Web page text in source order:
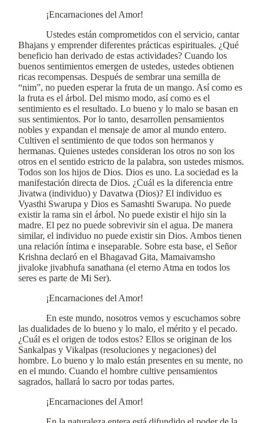
¡Encarnaciones del Amor!
Ustedes están comprometidos con el servicio, cantar
Bhajans y emprender diferentes prácticas espirituales. ¿Qué
beneficio han derivado de estas actividades? Cuando los
buenos sentimientos emergen de ustedes, ustedes obtienen
ricas recompensas. Después de sembrar una semilla de
“nim”, no pueden esperar la fruta de un mango. Así como es
la fruta es el árbol. Del mismo modo, así como es el
sentimiento es el resultado. Lo bueno y lo malo se basan en
sus sentimientos. Por lo tanto, desarrollen pensamientos
nobles y expandan el mensaje de amor al mundo entero.
Cultiven el sentimiento de que todos son hermanos y
hermanas. Quienes ustedes consideran los otros no son los
otros en el sentido estricto de la palabra, son ustedes mismos.
Todos son los hijos de Dios. Dios es uno. La sociedad es la
manifestación directa de Dios. ¿Cuál es la diferencia entre
Jivatwa (individuo) y Davatwa (Dios)? El individuo es
Vyasthi Swarupa y Dios es Samashti Swarupa. No puede
existir la rama sin el árbol. No puede existir el hijo sin la
madre. El pez no puede sobrevivir sin el agua. De manera
similar, el individuo no puede existir sin Dios. Ambos tienen
una relación íntima e inseparable. Sobre esta base, el Señor
Krishna declaró en el Bhagavad Gita, Mamaivamsho
jivaloke jivabhufa sanathana (el eterno Atma en todos los
seres es parte de Mi Ser).
¡Encarnaciones del Amor!
En este mundo, nosotros vemos y escuchamos sobre
las dualidades de lo bueno y lo malo, el mérito y el pecado.
¿Cuál es el origen de todos estos? Ellos se originan de los
Sankalpas y Vikalpas (resoluciones y negaciones) del
hombre. Lo bueno y lo malo están presentes en su mente, no
en el mundo. Cuando el hombre cultive pensamientos
sagrados, hallará lo sacro por todas partes.
¡Encarnaciones del Amor!